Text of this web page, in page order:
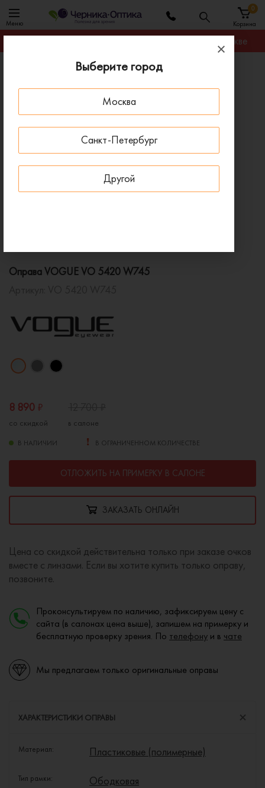
Выберите город
Москва
Санкт-Петербург
Другой
Меню Корзина
0
Гарантируем лучшую цену на любую оправу в Москве
Оправы для очков
Оправа VOGUE VO 5420 W745
Оправа VOGUE VO 5420 W745
8 890 ₽
со скидкой в салоне
В НАЛИЧИИ В ОГРАНИЧЕННОМ КОЛИЧЕСТВЕ
ОТЛОЖИТЬ НА ПРИМЕРКУ В САЛОНЕ
ЗАКАЗАТЬ ОНЛАЙН
Цена со скидкой действительна только при заказе очков
вместе с линзами. Если вы хотите купить только оправу,
позвоните.
Проконсультируем по наличию, зафиксируем цену с
сайта (в салонах цена выше), запишем на примерку и
бесплатную проверку зрения. По телефону и в чате
Мы предлагаем только оригинальные оправы
ХАРАКТЕРИСТИКИ ОПРАВЫ
Материал: Пластиковые (полимерные)
Тип рамки: Ободковая
- 30 % ДО 15 АВГУСТА